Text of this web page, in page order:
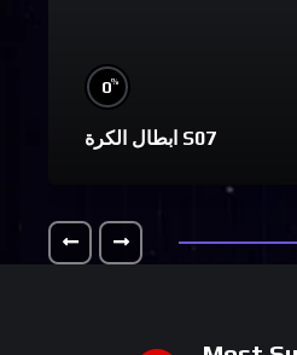
0%
ابطال الكرة S07